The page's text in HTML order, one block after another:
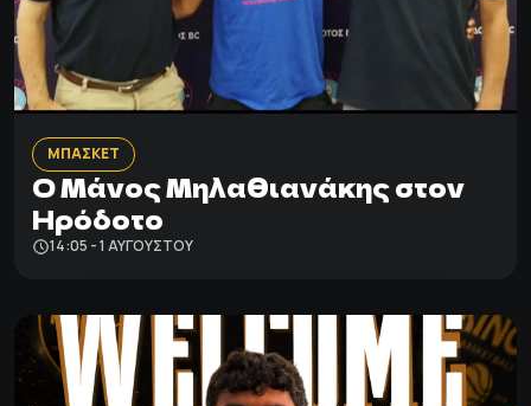
ΜΠΑΣΚΕΤ
Ο Μάνος Μηλαθιανάκης στον
Ηρόδοτο
14:05 - 1 ΑΥΓΟΎΣΤΟΥ